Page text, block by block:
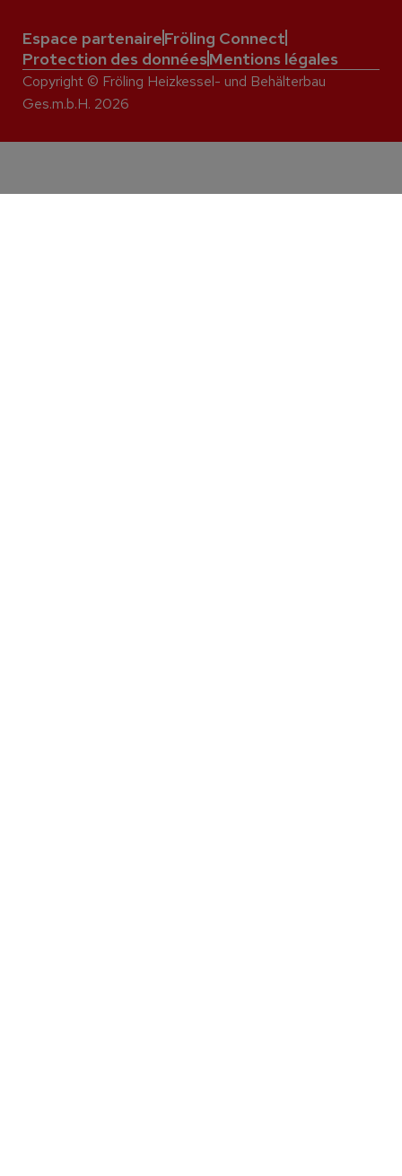
Espace partenaireFröling Connect
Protection des donnéesMentions légales
Copyright © Fröling Heizkessel- und Behälterbau
Ges.m.b.H. 2026